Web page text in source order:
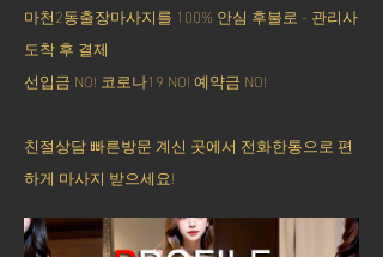
마천2동출장마사지를 100% 안심 후불로 - 관리사
도착 후 결제
선입금 NO! 코로나19 NO! 예약금 NO!
친절상담 빠른방문 계신 곳에서 전화한통으로 편
하게 마사지 받으세요!